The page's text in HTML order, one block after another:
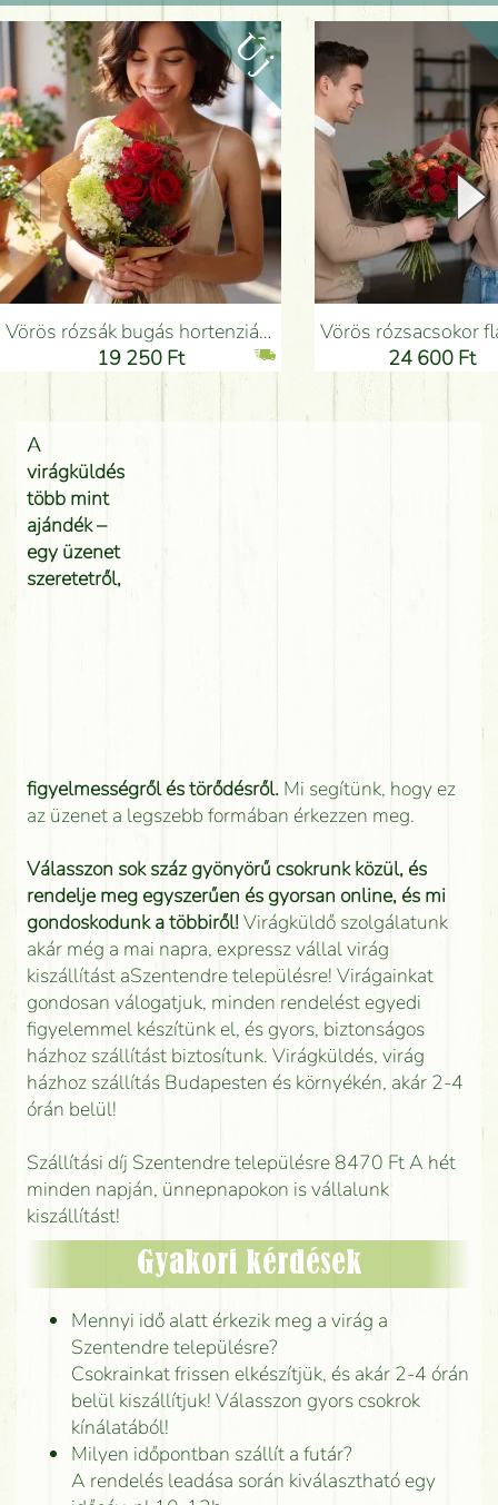
Vörös rózsák bugás hortenziával, apró virágokkal - Virágküldés Budapesten
19 250 Ft
Vörös rózsacsokor flamingóvirággal - Virágküldés
24 600 Ft
A
virágküldés
több mint
ajándék –
egy üzenet
szeretetről,
figyelmességről és törődésről.Mi segítünk, hogy ez
az üzenet a legszebb formában érkezzen meg.
Válasszon sok száz gyönyörű csokrunk közül, és
rendelje meg egyszerűen és gyorsan online, és mi
gondoskodunk a többiről!Virágküldő szolgálatunk
akár még a mai napra, expressz vállal virág
kiszállítást aSzentendre településre! Virágainkat
gondosan válogatjuk, minden rendelést egyedi
figyelemmel készítünk el, és gyors, biztonságos
házhoz szállítást biztosítunk. Virágküldés, virág
házhoz szállítás Budapesten és környékén, akár 2-4
órán belül!
Szállítási díj Szentendre településre 8470 Ft A hét
minden napján, ünnepnapokon is vállalunk
kiszállítást!
Gyakori kérdések
Mennyi idő alatt érkezik meg a virág a
Szentendre településre?
Csokrainkat frissen elkészítjük, és akár 2-4 órán
belül kiszállítjuk! Válasszon gyors csokrok
kínálatából!
Milyen időpontban szállít a futár?
A rendelés leadása során kiválasztható egy